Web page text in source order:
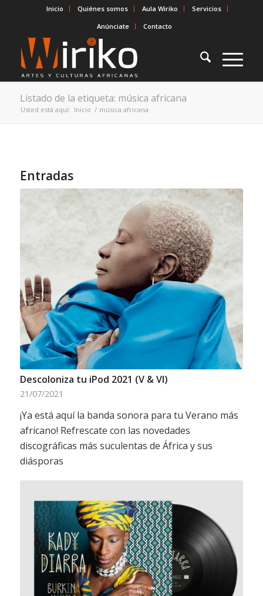
Inicio Quiénes somos Aula Wiriko
Servicios
Anúnciate
Contacto
Listado de la etiqueta: música africana
Usted está aquí: Inicio / música africana
Entradas
Descoloniza tu iPod 2021 (V & VI)
21/07/2021
¡Ya está aquí la banda sonora para tu Verano más
africano! Refrescate con las novedades
discográficas más suculentas de África y sus
diásporas